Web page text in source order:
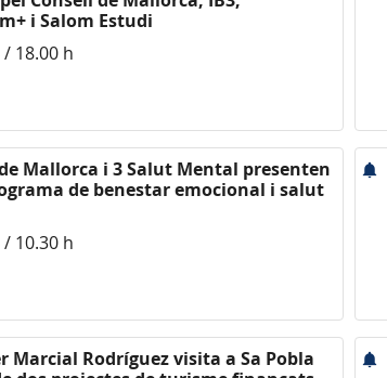
i Salom Estudi
18.00 h
Mallorca i 3 Salut Mental presenten
de benestar emocional i salut
10.30 h
Marcial Rodríguez visita a Sa Pobla